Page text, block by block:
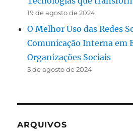
19 de agosto de 2024
O Melhor Uso das Redes
Comunicação Interna em
Organizações Sociais
5 de agosto de 2024
ARQUIVOS